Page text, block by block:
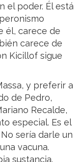
el poder. Él está
él, carece de
carece de
Kicillof sigue
y preferir a
de Pedro,
Recalde,
especial. Es el
sería darle un
vacuna.
sustancia.